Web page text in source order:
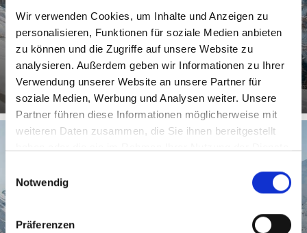
Wir verwenden Cookies, um Inhalte und Anzeigen zu
personalisieren, Funktionen für soziale Medien anbieten
zu können und die Zugriffe auf unsere Website zu
analysieren. Außerdem geben wir Informationen zu Ihrer
Verwendung unserer Website an unsere Partner für
soziale Medien, Werbung und Analysen weiter. Unsere
Partner führen diese Informationen möglicherweise mit
weiteren Daten zusammen, die Sie ihnen bereitgestellt
Notwendig
Präferenzen
Mehr erfahren